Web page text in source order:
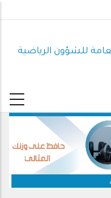
للشؤون الرياضية